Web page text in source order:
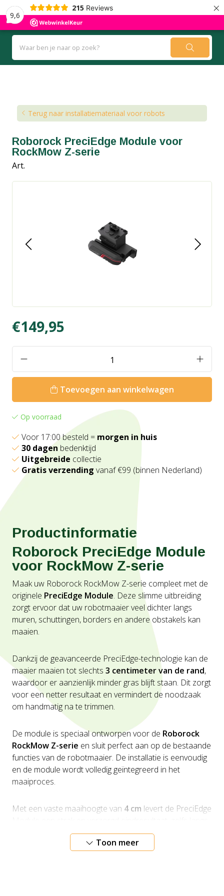
9,6
215 Reviews ×
Terug naar installatiemateriaal voor robots
Roborock PreciEdge Module voor
RockMow Z-serie
Art.
€149,95
Toevoegen aan winkelwagen
Op voorraad
Voor 17:00 besteld = morgen in huis
30 dagen bedenktijd
Uitgebreide collectie
Gratis verzending vanaf €99 (binnen Nederland)
Productinformatie
Roborock PreciEdge Module
voor RockMow Z-serie
Maak uw Roborock RockMow Z-serie compleet met de
originele PreciEdge Module. Deze slimme uitbreiding
zorgt ervoor dat uw robotmaaier veel dichter langs
muren, schuttingen, borders en andere obstakels kan
maaien.
Dankzij de geavanceerde PreciEdge-technologie kan de
maaier maaien tot slechts 3 centimeter van de rand,
waardoor er aanzienlijk minder gras blijft staan. Dit zorgt
voor een netter resultaat en vermindert de noodzaak
om handmatig na te trimmen.
De module is speciaal ontworpen voor de Roborock
RockMow Z-serie en sluit perfect aan op de bestaande
functies van de robotmaaier. De installatie is eenvoudig
en de module wordt volledig geïntegreerd in het
maaiproces.
Met een vaste maaihoogte van 4 cm levert de PreciEdge
moeilijk bereikbare randen.
Toon meer